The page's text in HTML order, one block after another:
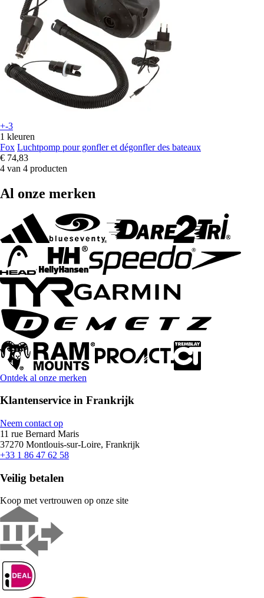
+-3
1 kleuren
Fox Luchtpomp pour gonfler et dégonfler des bateaux
€ 74,83
4 van 4 producten
Al onze merken
Ontdek al onze merken
Klantenservice in Frankrijk
Neem contact op
11 rue Bernard Maris
37270 Montlouis-sur-Loire, Frankrijk
+33 1 86 47 62 58
Veilig betalen
Koop met vertrouwen op onze site